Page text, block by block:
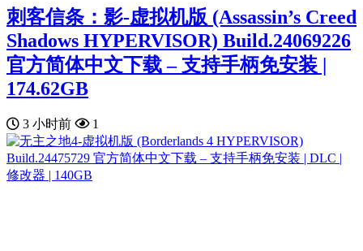
刺客信条：影-虚拟机版 (Assassin’s Creed
Shadows HYPERVISOR) Build.24069226
官方简体中文下载 – 支持手柄免安装 |
174.62GB
3 小时前 1